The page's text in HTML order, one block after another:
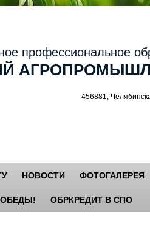
456881, Челябинская
НОВОСТИ ФОТОГАЛЕРЕЯ
ОБРКРЕДИТ В СПО